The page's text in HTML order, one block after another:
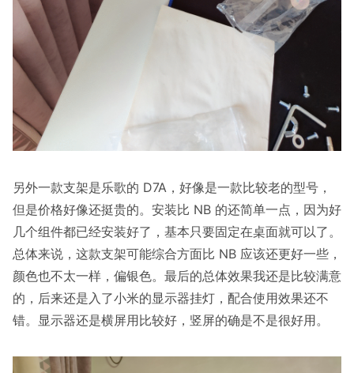
另外一款支架是乐歌的 D7A，好像是一款比较老的型号，
但是价格好像还挺贵的。安装比 NB 的还简单一点，因为好
几个组件都已经安装好了，基本只要固定在桌面就可以了。
总体来说，这款支架可能综合方面比 NB 应该还更好一些，
颜色也不太一样，偏银色。最后的总体效果我还是比较满意
的，后来还是入了小米的显示器挂灯，配合使用效果还不
错。显示器还是横屏用比较好，竖屏的确是不是很好用。